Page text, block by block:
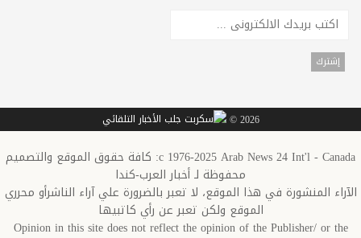
2026 ©
c 1976-2025 Arab News 24 Int'l - Canada: كافة حقوق الموقع والتصميم
محفوظة لـ أخبار العرب-كندا
الآراء المنشورة في هذا الموقع، لا تعبر بالضرورة علي آراء الناشرأو محرري
الموقع ولكن تعبر عن رأي كاتبيها
Opinion in this site does not reflect the opinion of the Publisher/ or the